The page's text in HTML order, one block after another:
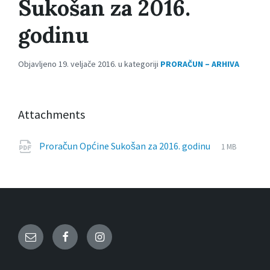
Sukošan za 2016.
godinu
Objavljeno 19. veljače 2016. u kategoriji PRORAČUN – ARHIVA
Attachments
Proračun Općine Sukošan za 2016. godinu
File
pdf
File
1 MB
Email FacebookInstagram